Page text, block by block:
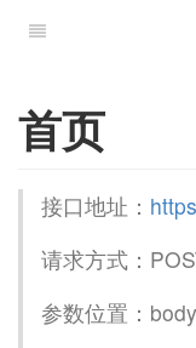
首页
接口地址：
请求方式：
参数位置：body